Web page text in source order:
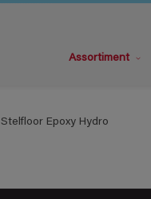
Assortiment
Stelfloor Epoxy Hydro